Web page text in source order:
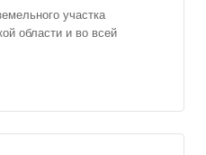
участка
области и во всей